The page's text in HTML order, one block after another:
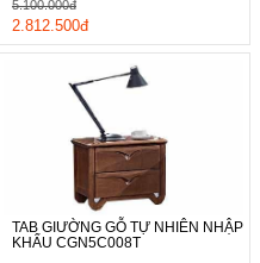
2.812.500đ
5.100.000đ
TAB GIƯỜNG GỖ TỰ NHIÊN NHẬP
KHẨU CGN5C008T